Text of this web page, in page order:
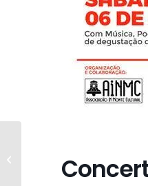
primeira do ano é,..."